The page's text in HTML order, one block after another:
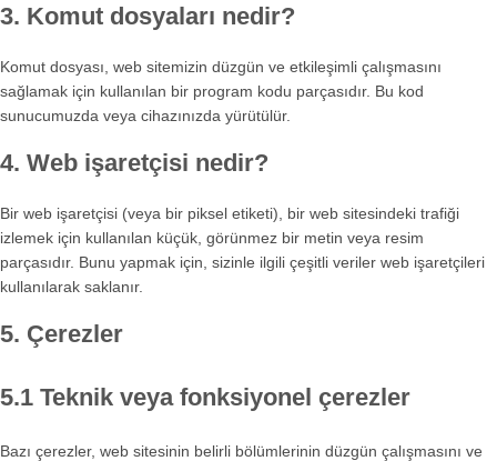
3. Komut dosyaları nedir?
Komut dosyası, web sitemizin düzgün ve etkileşimli çalışmasını
sağlamak için kullanılan bir program kodu parçasıdır. Bu kod
sunucumuzda veya cihazınızda yürütülür.
4. Web işaretçisi nedir?
Bir web işaretçisi (veya bir piksel etiketi), bir web sitesindeki trafiği
izlemek için kullanılan küçük, görünmez bir metin veya resim
parçasıdır. Bunu yapmak için, sizinle ilgili çeşitli veriler web işaretçileri
kullanılarak saklanır.
5. Çerezler
5.1 Teknik veya fonksiyonel çerezler
Bazı çerezler, web sitesinin belirli bölümlerinin düzgün çalışmasını ve